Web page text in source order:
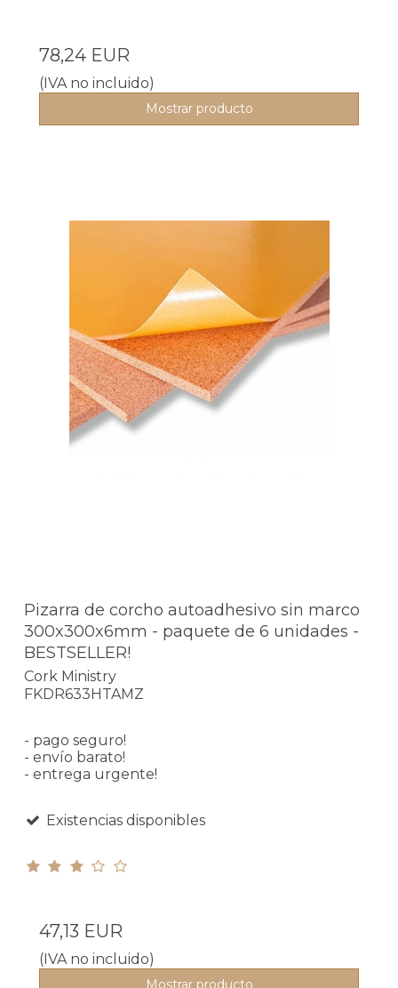
78,24 EUR
(IVA no incluido)
Mostrar producto
Pizarra de corcho autoadhesivo sin marco
300x300x6mm - paquete de 6 unidades -
BESTSELLER!
Cork Ministry
FKDR633HTAMZ
- pago seguro!
- envío barato!
- entrega urgente!
Existencias disponibles
47,13 EUR
(IVA no incluido)
Mostrar producto